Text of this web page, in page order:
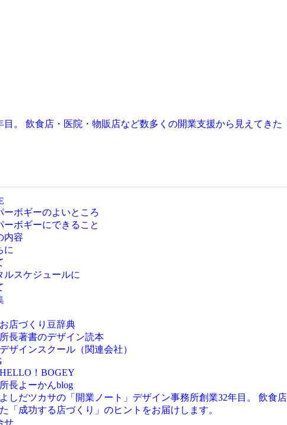
目。 飲食店・医院・物販店など数多くの開業支援から見えてきた
ーボギーのよいところ
ーボギーにできること
内容
に
ルスケジュールに
お店づくり豆辞典
所長著書のデザイン読本
デザインスクール（関連会社）
HELLO！BOGEY
所長よーかんblog
よしだツカサの「開業ノート」 デザイン事務所創業32年目。 飲食
た「成功する店づくり」のヒントをお届けします。
せ